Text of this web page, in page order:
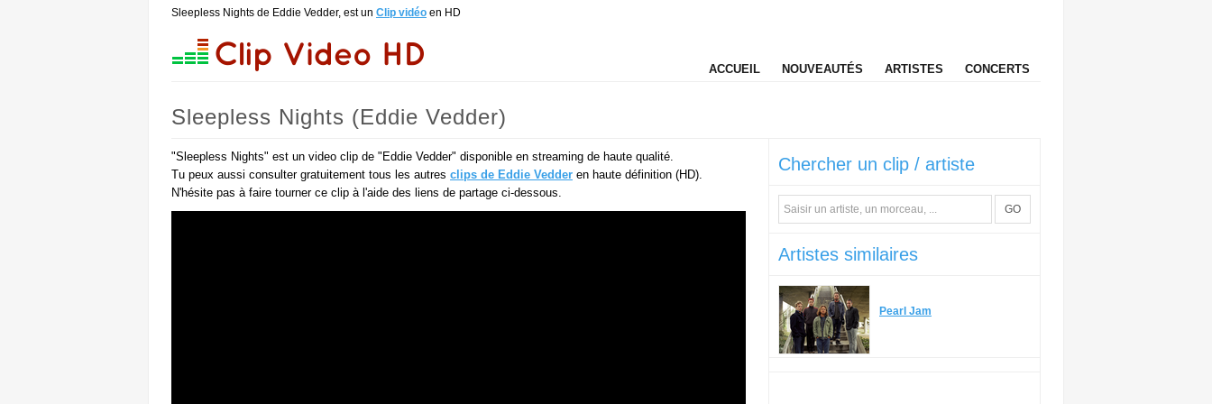
Sleepless Nights de Eddie Vedder, est un Clip vidéo en HD
ACCUEIL NOUVEAUTÉS ARTISTES CONCERTS
Sleepless Nights (Eddie Vedder)
"Sleepless Nights" est un video clip de "Eddie Vedder" disponible en streaming de haute qualité.
Tu peux aussi consulter gratuitement tous les autres clips de Eddie Vedder en haute définition (HD).
N'hésite pas à faire tourner ce clip à l'aide des liens de partage ci-dessous.
Chercher un clip / artiste
GO
Artistes similaires
Pearl Jam